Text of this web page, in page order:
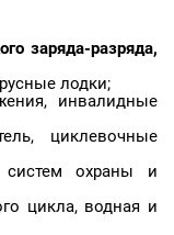
заряда-разряда,
лодки;
инвалидные
циклевочные
систем охраны и
цикла, водная и